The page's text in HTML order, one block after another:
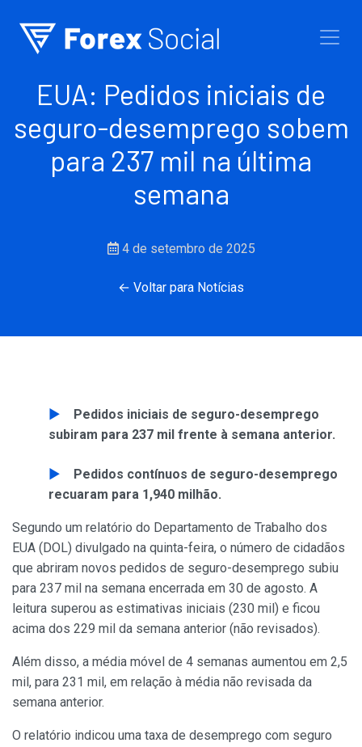
EUA: Pedidos iniciais de
seguro-desemprego sobem
para 237 mil na última
semana
4 de setembro de 2025
← Voltar para Notícias
Pedidos iniciais de seguro-desemprego
subiram para 237 mil frente à semana anterior.
Pedidos contínuos de seguro-desemprego
recuaram para 1,940 milhão.
Segundo um relatório do Departamento de Trabalho dos
EUA (DOL) divulgado na quinta-feira, o número de cidadãos
que abriram novos pedidos de seguro-desemprego subiu
para 237 mil na semana encerrada em 30 de agosto. A
leitura superou as estimativas iniciais (230 mil) e ficou
acima dos 229 mil da semana anterior (não revisados).
Além disso, a média móvel de 4 semanas aumentou em 2,5
mil, para 231 mil, em relação à média não revisada da
semana anterior.
O relatório indicou uma taxa de desemprego com seguro